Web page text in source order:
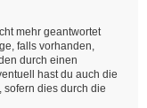
mehr geantwortet
falls vorhanden,
durch einen
hast du auch die
sofern dies durch die